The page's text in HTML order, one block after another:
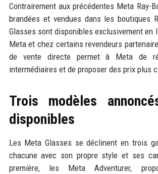
Contrairement aux précédentes Meta Ray-
brandées et vendues dans les boutiques
Glasses sont disponibles exclusivement en
Meta et chez certains revendeurs
de vente directe permet à Meta de
intermédiaires et de proposer des prix plus
Trois modèles
disponibles
Les Meta Glasses se déclinent en trois
chacune avec son propre style et ses
première, les Meta Adventurer,